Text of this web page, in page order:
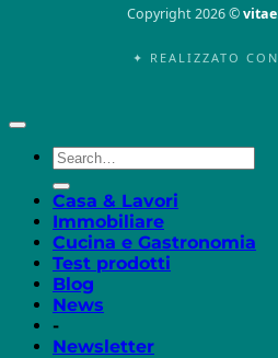
Copyright 2026 ©
✦ REALIZZATO
Casa & Lavori
Immobiliare
Cucina e Gastronomia
Test prodotti
Blog
News
-
Newsletter